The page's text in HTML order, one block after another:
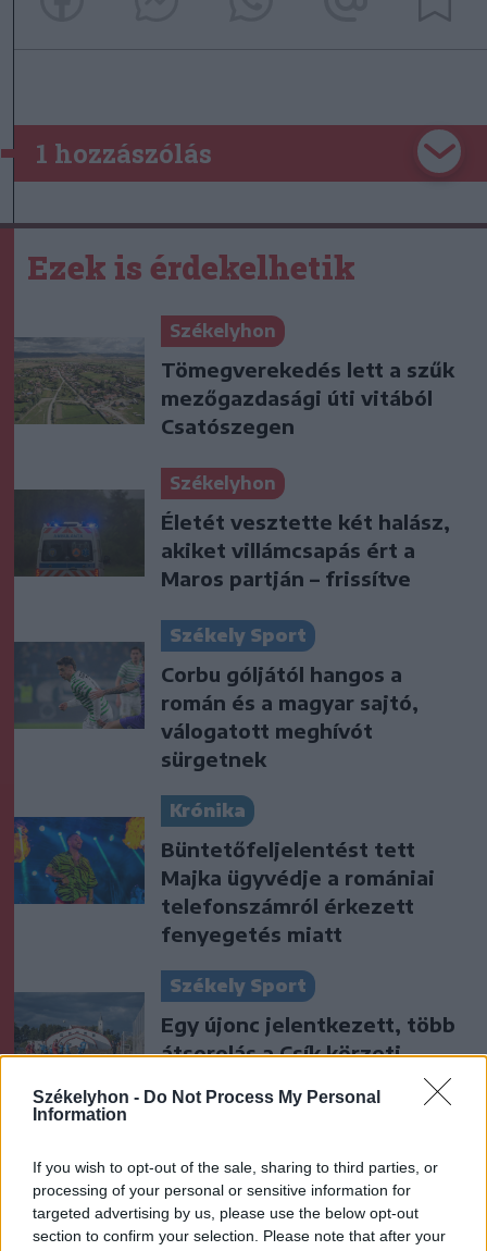
Székelyhon - Do Not Process My Personal
Information
If you wish to opt-out of the sale, sharing to third parties, or
processing of your personal or sensitive information for
targeted advertising by us, please use the below opt-out
section to confirm your selection. Please note that after your
1 hozzászólás
Ezek is érdekelhetik
Székelyhon
Tömegverekedés lett a szűk
mezőgazdasági úti vitából
Csatószegen
Székelyhon
Életét vesztette két halász,
akiket villámcsapás ért a
Maros partján – frissítve
Székely Sport
Corbu góljától hangos a
román és a magyar sajtó,
válogatott meghívót
sürgetnek
Krónika
Büntetőfeljelentést tett
Majka ügyvédje a romániai
telefonszámról érkezett
fenyegetés miatt
Székely Sport
Egy újonc jelentkezett, több
átsorolás a Csík körzeti
focibajnokság új idényében
Sándor Ella: Na, indíts, s
menjünk!